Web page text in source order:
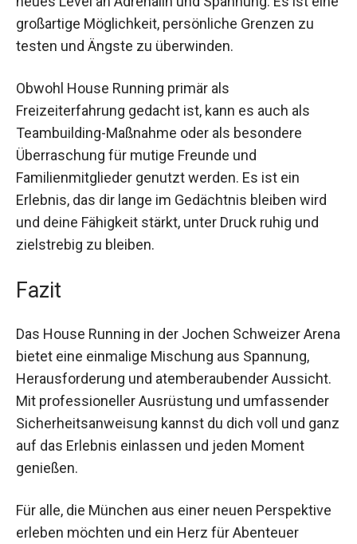
Abseilens erfährst du ein ganz neues Level an
Adrenalin und Spannung. Es ist eine großartige
Möglichkeit, persönliche Grenzen zu testen und
Ängste zu überwinden.
Obwohl House Running primär als
Freizeiterfahrung gedacht ist, kann es auch als
Teambuilding-Maßnahme oder als besondere
Überraschung für mutige Freunde und
Familienmitglieder genutzt werden. Es ist ein
Erlebnis, das dir lange im Gedächtnis bleiben wird
und deine Fähigkeit stärkt, unter Druck ruhig und
zielstrebig zu bleiben.
Fazit
Das House Running in der Jochen Schweizer
Arena bietet eine einmalige Mischung aus
Spannung, Herausforderung und
atemberaubender Aussicht. Mit professioneller
Ausrüstung und umfassender
ganz auf das Erlebnis einlassen und jeden
Moment genießen.